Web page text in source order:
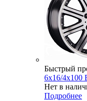
Быстрый
6x16/4x100
Нет в
Подробнее